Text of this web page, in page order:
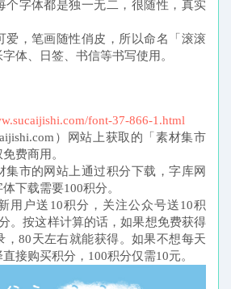
个字体都是独一无二，很随性，真实
爱，笔画随性俏皮，所以命名「滚滚
体、日签、书信等书写使用。
font-37-866-1.html
）网站上获取的「素材集市
费商用。
集市的网站上通过积分下载，字库网
下载需要100积分。
用户送10积分，关注公众号送10积
。按这样计算的话，如果想免费获得
，80天左右就能获得。如果不想每天
接购买积分，100积分仅需10元。